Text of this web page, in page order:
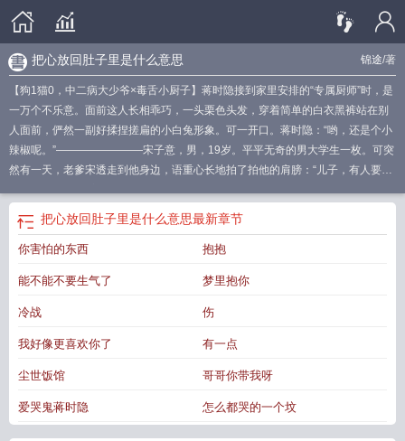
锦途/著
把心放回肚子里是什么意思
【狗1猫0，中二病大少爷×毒舌小厨子】蒋时隐接到家里安排的“专属厨师”时，是
一万个不乐意。面前这人长相乖巧，一头栗色头发，穿着简单的白衣黑裤站在别
人面前，俨然一副好揉捏搓扁的小白兔形象。可一开口。蒋时隐：“哟，还是个小
辣椒呢。”————————宋子意，男，19岁。平平无奇的男大学生一枚。可突
然有一天，老爹宋透走到他身边，语重心长地拍了拍他的肩膀：“儿子，有人要资
外，刚一出机场就见到了传说中的那位。一耳朵耳钉的羁骜不驯小少爷：（上下
打量）“你就是我妈给我送来的厨师？”宋子意：“看起来好难伺候。”为了“尽快”找
个名正言顺的理由被送回去，宋子意不仅说话阴阳怪气，甚至还心情不好就不给
上自己，化身乖乖小狗。蒋时隐：“他不骂别人只骂我诶，他是不是喜欢我。”宋子
意：完蛋了，遇上M了！于是便开始了以下情节：宋子意心情好没骂人。蒋时
隐：“好爽，能再来一下吗？”宋子意做好了饭。蒋时隐：（爆衣）“你想先吃饭还
是先吃我？”宋子意：？？？不对吧这剧情走向？我不是在消极怠工吗，怎么训上
新会请假哒2.年下，受比攻大半年（好勉强）3.日常小甜文混合救赎文，蒋时隐单
向救赎宋子意，除了救赎部分稍微酸涩之外其他都是甜甜的恋爱，放心入~把心放
把心放回肚子里是什么意思最新章节
你害怕的东西 抱抱
能不能不要生气了 梦里抱你
冷战 伤
我好像更喜欢你了 有一点
尘世饭馆 哥哥你带我呀
爱哭鬼蒋时隐 怎么都哭的一个坟